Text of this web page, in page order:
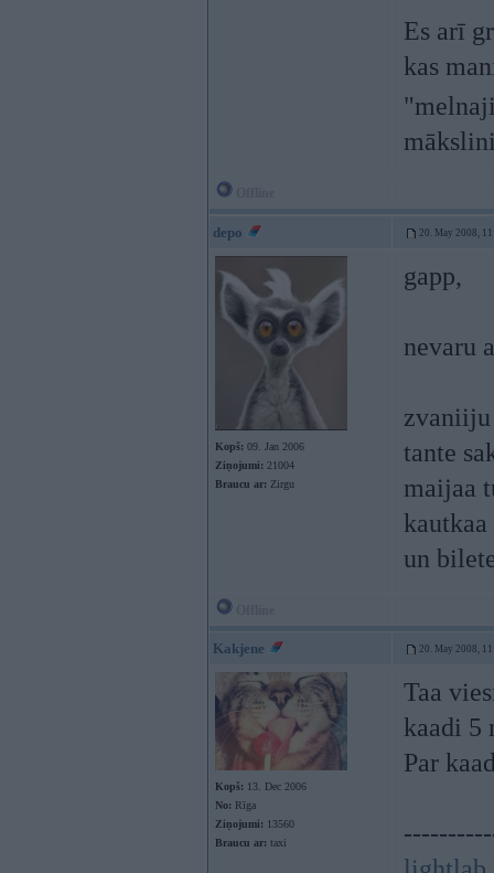
Es arī
kas
depo 20. May 2008,
Kopš: 09. Jan 2006
Ziņojumi: 21004
Braucu ar: Zirgu
gapp,
nevaru
tante
maijaa
un
Kakjene 20. May 2008,
Kopš: 13. Dec 2006
No: Rīga
Ziņojumi: 13560
Braucu ar: taxi
Taa
kaadi
Par